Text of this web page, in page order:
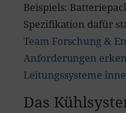
Beispiels:
Spezifikation dafür
Team Forschung &
Anforderungen
Leitungssysteme
Das